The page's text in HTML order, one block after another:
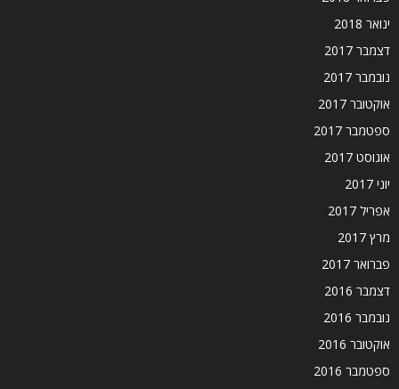
ינואר 2018
דצמבר 2017
נובמבר 2017
אוקטובר 2017
ספטמבר 2017
אוגוסט 2017
יוני 2017
אפריל 2017
מרץ 2017
פברואר 2017
דצמבר 2016
נובמבר 2016
אוקטובר 2016
ספטמבר 2016